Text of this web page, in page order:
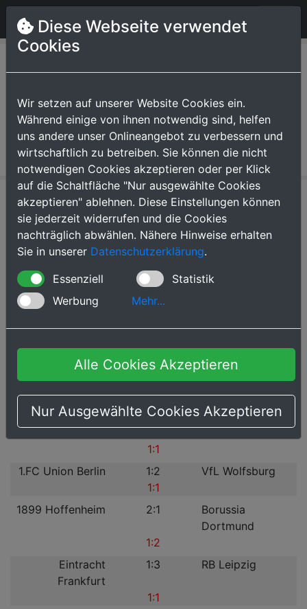
Diese Webseite verwendet
Cookies
Wir setzen auf unserer Website Cookies ein.
Während einige von ihnen notwendig sind, helfen
uns andere unser Onlineangebot zu verbessern und
wirtschaftlich zu betreiben. Sie können die nicht
notwendigen Cookies akzeptieren oder per Klick
auf die Schaltfläche "Nur ausgewählte Cookies
akzeptieren" ablehnen. Diese Einstellungen können
sie jederzeit widerrufen und die Cookies
nachträglich abwählen. Nähere Hinweise erhalten
Sie in unserer Datenschutzerklärung.
Essenziell
Statistik
Werbung
Mehr...
Alle Cookies Akzeptieren
Nur Ausgewählte Cookies Akzeptieren
Bundesliga Tipp Prognose
Tipps 1. Bundesliga
Fußball - 2025/2026
- 30. Spieltag
Spieltag Tipps
Saison 2025/2026 30. Spieltag
Heim
Erg. / Datum
Tipp
Auswärts
Bayer 04
Leverkusen
1:2 FC Augsburg
2:0
SV Werder
3:1 Hamburger SV
1:1
1.FC Union Berlin
1:2
VfL Wolfsburg
1:1
1899 Hoffenheim
2:1
Borussia
Dortmund
1:2
Eintracht
Frankfurt
1:3 RB Leipzig
1:1